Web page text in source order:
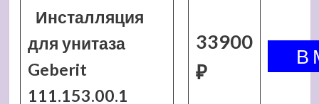
Инсталляция
для унитаза
Geberit
111.153.00.1
33900
₽